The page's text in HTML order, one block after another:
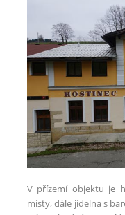
V přízemí objektu je
místy, dále jídelna s